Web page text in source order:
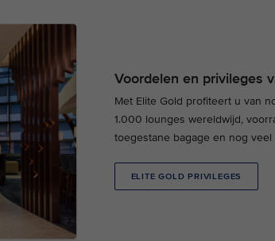
Voordelen en privileges
Met Elite Gold profiteert u van
1.000 lounges wereldwijd,
toegestane bagage en nog
ELITE GOLD PRIVILEGES